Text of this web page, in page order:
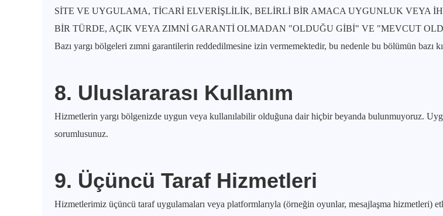
SİTE VE UYGULAMA, TİCARİ ELVERİŞLİLİK, BELİRLİ BİR AMACA UYGUNLUK VEYA
BİR TÜRDE, AÇIK VEYA ZIMNİ GARANTİ OLMADAN "OLDUĞU GİBİ" VE "MEVCUT
Bazı yargı bölgeleri zımni garantilerin reddedilmesine izin vermemektedir, bu nedenle bu bölümün bazı
8. Uluslararası Kullanım
Hizmetlerin yargı bölgenizde uygun veya kullanılabilir olduğuna dair hiçbir beyanda bulunmuyoruz.
sorumlusunuz.
9. Üçüncü Taraf Hizmetleri
Hizmetlerimiz üçüncü taraf uygulamaları veya platformlarıyla (örneğin oyunlar, mesajlaşma hizmetleri)